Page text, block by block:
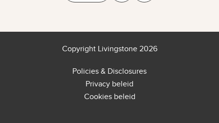
Copyright Livingstone 2026
Policies & Disclosures
Privacy beleid
Cookies beleid